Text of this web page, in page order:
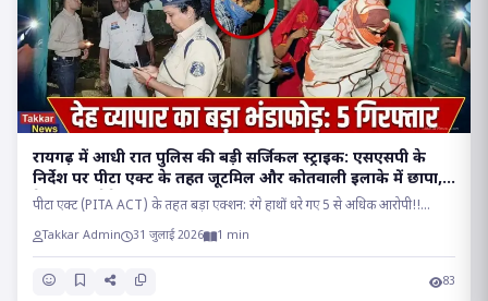
रायगढ़ में आधी रात पुलिस की बड़ी सर्जिकल स्ट्राइक: एसएसपी के
निर्देश पर पीटा एक्ट के तहत जूटमिल और कोतवाली इलाके में छापा,
देह व्यापार रैकेट का भंडाफोड़!!
पीटा एक्ट (PITA ACT) के तहत बड़ा एक्शन: रंगे हाथों धरे गए 5 से अधिक आरोपी!!...
Takkar Admin 31 जुलाई 2026 1 min
83